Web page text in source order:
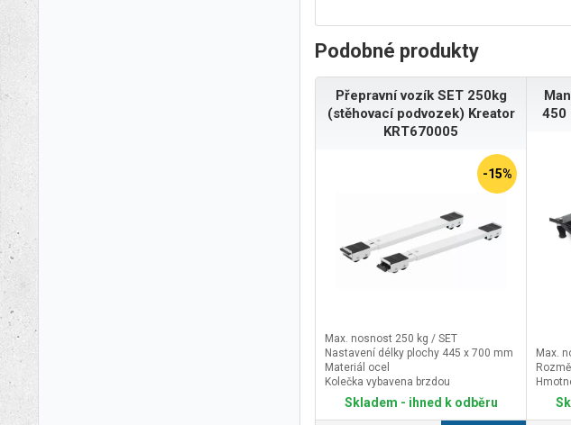
Podobné produkty
Přepravní vozík SET 250kg
(stěhovací podvozek) Kreator
KRT670005
-15%
Max. nosnost 250 kg / SET
Nastavení délky plochy 445 x 700 mm
Materiál ocel
Kolečka vybavena brzdou
Skladem - ihned k odběru
450
Max.